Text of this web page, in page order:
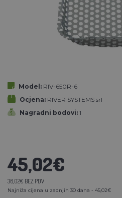
Model: RIV-650R-6
Ocjena: RIVER SYSTEMS srl
Nagradni bodovi: 1
45,02€
36,02€ BEZ PDV
Najniža cijena u zadnjih 30 dana - 45,02€